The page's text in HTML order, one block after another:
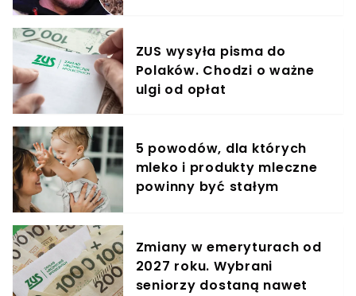
ZUS wysyła pisma do
Polaków. Chodzi o ważne
ulgi od opłat
5 powodów, dla których
mleko i produkty mleczne
powinny być stałym
Zmiany w emeryturach od
2027 roku. Wybrani
seniorzy dostaną nawet